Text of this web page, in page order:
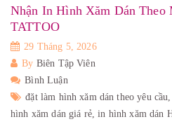
Nhận In Hình Xăm Dán
TATTOO
29 Tháng 5, 2026
By Biên Tập Viên
Bình Luận
đặt làm hình xăm dán theo yêu cầu,
hình xăm dán giá rẻ,in hình xăm dán